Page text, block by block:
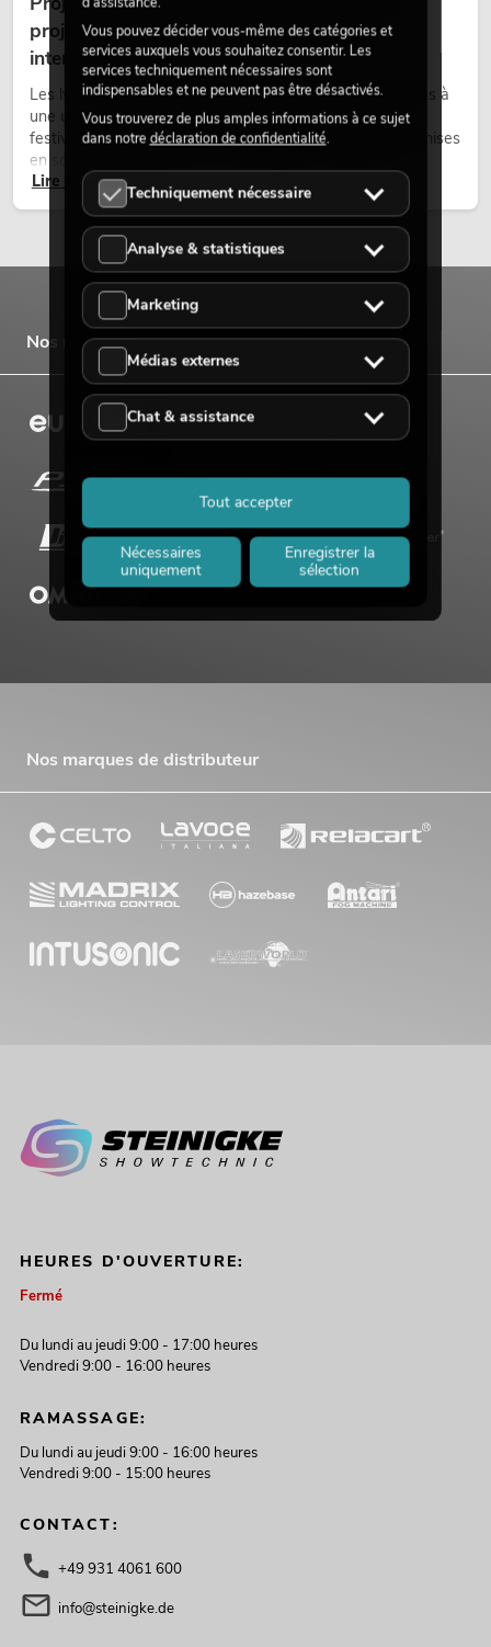
projecteurs à tête mobile résistants aux
intempéries pour les événements
Les lyres outdoor sont des projecteurs motorisés destinés à
une utilisation en extérieur. Elles sont utilisées lors de
festivals, de fêtes urbaines, de concerts en plein air, de mises
en scène architecturales et d’installations extérieures
temporaires.
Lire maintenant
Nos marques
Nos marques de distributeur
HEURES D'OUVERTURE:
Fermé
Du lundi au jeudi 9:00 - 17:00 heures
Vendredi 9:00 - 16:00 heures
RAMASSAGE:
Du lundi au jeudi 9:00 - 16:00 heures
Vendredi 9:00 - 15:00 heures
CONTACT:
+49 931 4061 600
info@steinigke.de
Vous pouvez décider vous-même des catégories et
services auxquels vous souhaitez consentir. Les
services techniquement nécessaires sont
indispensables et ne peuvent pas être désactivés.
Vous trouverez de plus amples informations à ce sujet
dans notre déclaration de confidentialité.
Techniquement nécessaire
Analyse & statistiques
Marketing
Médias externes
Chat & assistance
Nécessaires
uniquement
Enregistrer la
sélection
Tout accepter